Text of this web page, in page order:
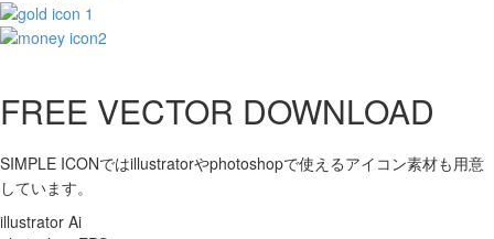
FREE VECTOR DOWNLOAD
SIMPLE ICONではillustratorやphotoshopで使えるアイコン素材も用意
しています。
illustrator Ai